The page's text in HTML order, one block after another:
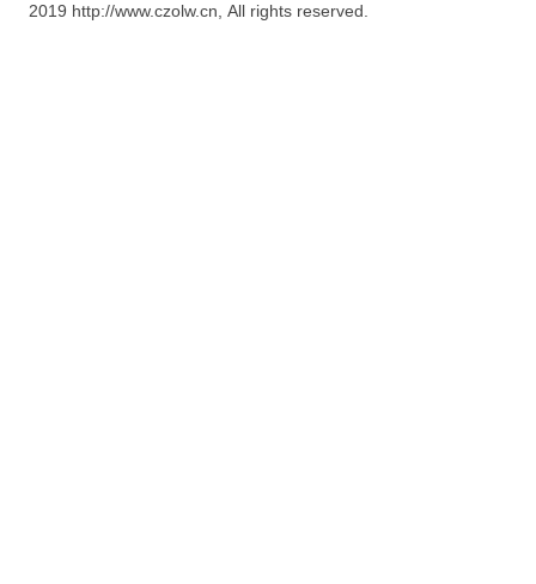
2019 http://www.czolw.cn, All rights reserved.